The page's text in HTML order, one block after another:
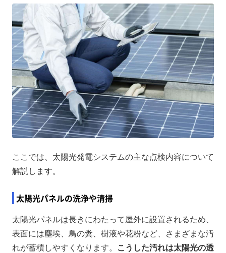
ここでは、太陽光発電システムの主な点検内容について
解説します。
太陽光パネルの洗浄や清掃
太陽光パネルは長きにわたって屋外に設置されるため、
表面には塵埃、鳥の糞、樹液や花粉など、さまざまな汚
れが蓄積しやすくなります。
こうした汚れは太陽光の透